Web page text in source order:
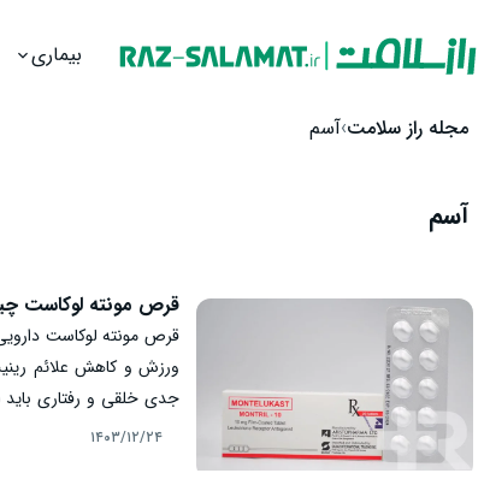
پرش به محتوا
بیماری
مجله راز سلامت آسم
آسم
قرص مونته لوکاست
قرص مونته لوکاست
ورزش و کاهش علائم
جدی خلقی و رفتاری باید
مونته لوکاست را توضیح
۱۴۰۳/۱۲/۲۴